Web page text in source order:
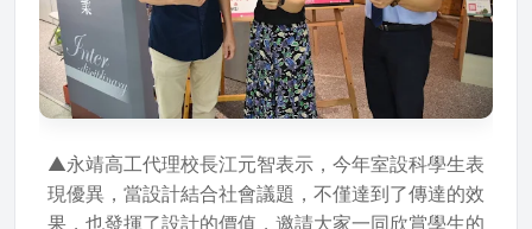
▲永靖高工代理校長江元智表示，今年室設科學生表
現優異，當設計結合社會議題，不僅達到了傳達的效
果，也發揮了設計的價值，邀請大家一同欣賞學生的